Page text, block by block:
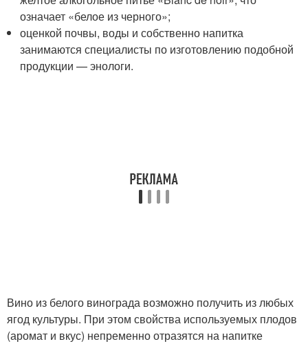
означает «белое из черного»;
оценкой почвы, воды и собственно напитка
занимаются специалисты по изготовлению подобной
продукции — энологи.
Вино из белого винограда возможно получить из любых
ягод культуры. При этом свойства используемых плодов
(аромат и вкус) непременно отразятся на напитке